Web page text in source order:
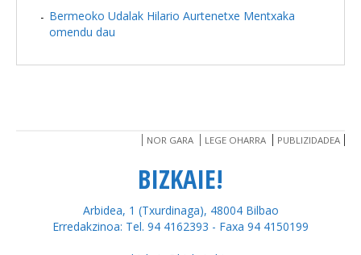
Bermeoko Udalak Hilario Aurtenetxe Mentxaka
omendu dau
NOR GARA LEGE OHARRA PUBLIZIDADEA
BIZKAIE!
Arbidea, 1 (Txurdinaga), 48004 Bilbao
Erredakzinoa: Tel. 94 4162393 - Faxa 94 4150199